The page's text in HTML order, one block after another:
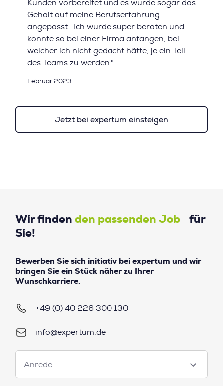
Kunden vorbereitet und es wurde sogar das
Gehalt auf meine Berufserfahrung
angepasst...Ich wurde super beraten und
konnte so bei einer Firma anfangen, bei
welcher ich nicht gedacht hätte, je ein Teil
des Teams zu werden."
Februar 2023
Jetzt bei expertum einsteigen
Wir finden den passenden Job für
Sie!
Bewerben Sie sich initiativ bei expertum und wir
bringen Sie ein Stück näher zu Ihrer
Wunschkarriere.
+49 (0) 40 226 300 130
info@expertum.de
Anrede
Anrede